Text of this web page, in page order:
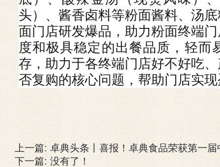
头）、酱香卤料等粉面酱料、汤
面门店研发爆品，助力粉面终端
度和极具稳定的出餐品质，轻而
存，助力于各终端门店好不好吃
否复购的核心问题，帮助门店实
上一篇:卓典头条丨喜报！卓典食品荣获第一
下一篇: 没有了！